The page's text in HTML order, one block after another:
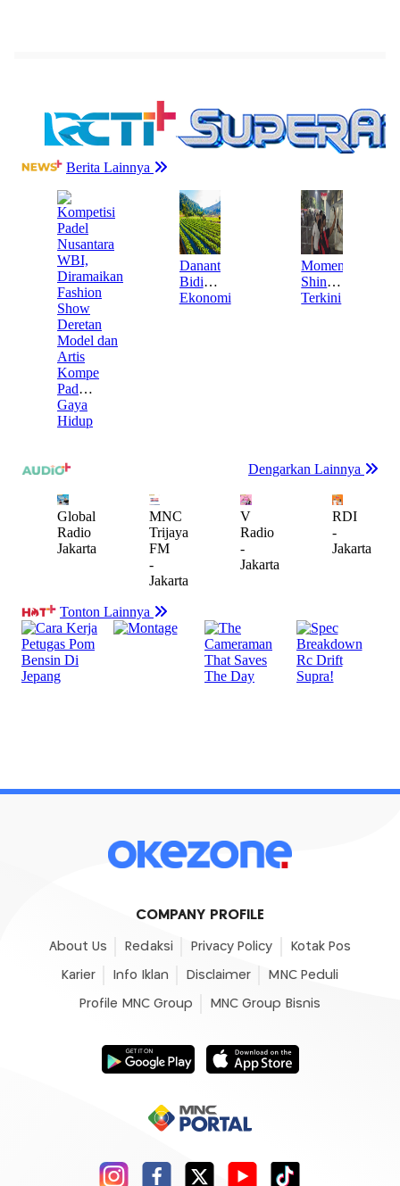
COMPANY PROFILE
About Us Redaksi Privacy Policy Kotak Pos
Karier Info Iklan Disclaimer MNC Peduli
Profile MNC Group MNC Group Bisnis